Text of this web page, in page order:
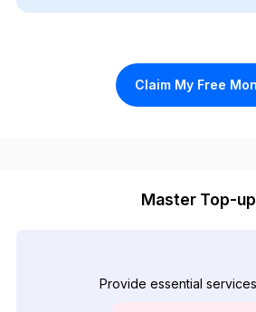
Claim My Free
Master Top-
Provide essential